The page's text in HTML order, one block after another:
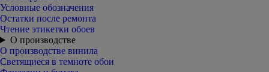
Условные обозначения
Остатки после ремонта
Чтение этикетки обоев
О производстве
О производстве винила
Светящиеся в темноте обои